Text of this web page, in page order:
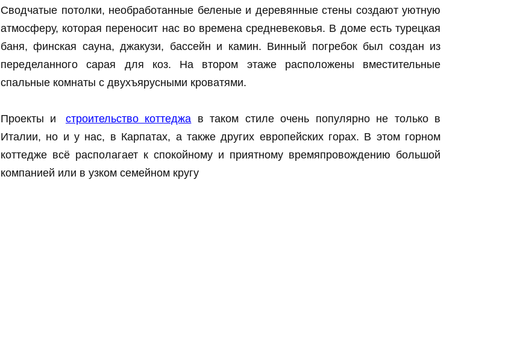
Сводчатые потолки, необработанные беленые и деревянные стены создают уютную
атмосферу, которая переносит нас во времена средневековья. В доме есть турецкая
баня, финская сауна, джакузи, бассейн и камин. Винный погребок был создан из
переделанного сарая для коз. На втором этаже расположены вместительные
спальные комнаты с двухъярусными кроватями.
Проекты и строительство коттеджа в таком стиле очень популярно не только в
Италии, но и у нас, в Карпатах, а также других европейских горах. В этом горном
коттедже всё располагает к спокойному и приятному времяпровождению большой
компанией или в узком семейном кругу